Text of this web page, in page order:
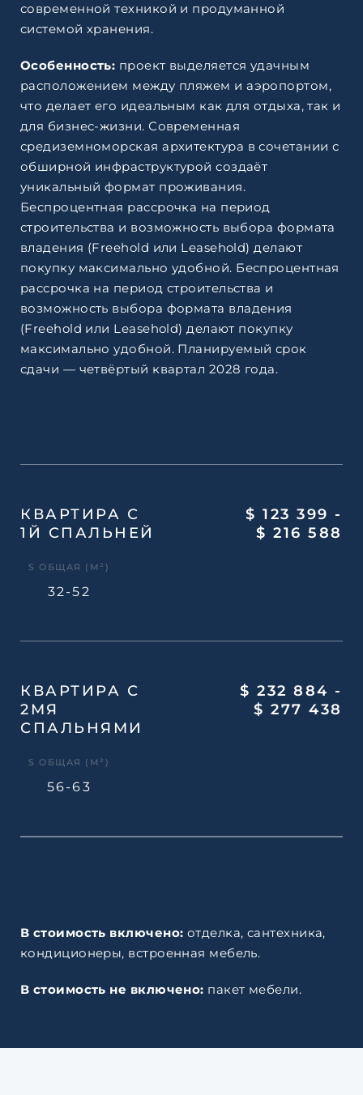
современной техникой и продуманной
системой хранения.
Особенность: проект выделяется удачным
расположением между пляжем и аэропортом,
что делает его идеальным как для отдыха, так и
для бизнес-жизни. Современная
средиземноморская архитектура в сочетании с
обширной инфраструктурой создаёт
уникальный формат проживания.
Беспроцентная рассрочка на период
строительства и возможность выбора формата
владения (Freehold или Leasehold) делают
покупку максимально удобной. Беспроцентная
рассрочка на период строительства и
возможность выбора формата владения
(Freehold или Leasehold) делают покупку
максимально удобной. Планируемый срок
сдачи — четвёртый квартал 2028 года.
КВАРТИРА С
1Й СПАЛЬНЕЙ
S ОБЩАЯ (М²)
32-52
$ 123 399 -
$ 216 588
КВАРТИРА С
2МЯ
СПАЛЬНЯМИ
S ОБЩАЯ (М²)
56-63
$ 232 884 -
$ 277 438
В стоимость включено: отделка, сантехника,
кондиционеры, встроенная мебель.
В стоимость не включено: пакет мебели.